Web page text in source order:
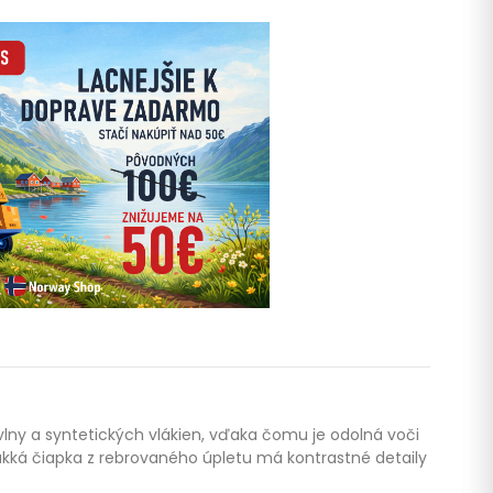
a syntetických vlákien, vďaka čomu je odolná voči
čiapka z rebrovaného úpletu má kontrastné detaily